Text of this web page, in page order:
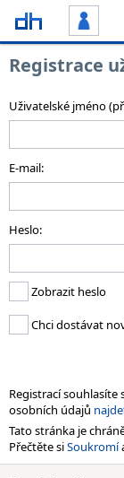
Registrace
Uživatelské jméno
E-mail:
Heslo:
Zobrazit heslo
Chci dostávat
Registrací souhlasíte
osobních údajů
Tato stránka je
Přečtěte siSoukromí